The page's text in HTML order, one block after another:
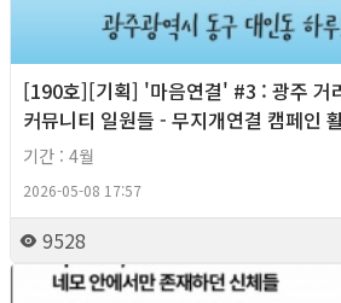
[190호][기획] '마음연결' #3 : 광주 거
커뮤니티 일원들 - 무지개연결 캠페인
기간 : 4월
2026-05-08 17:57
9528